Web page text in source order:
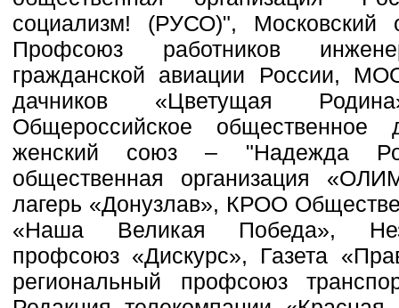
социализм! (РУСО)", Московский
Профсоюз работников
гражданской авиации России,
дачников «Цветущая
Общероссийское общественное
женский союз – "Надежда
общественная организация
лагерь «Донузлав», КРОО
«Наша Великая Победа»,
профсоюз «Дискурс», Газета
региональный профсоюз